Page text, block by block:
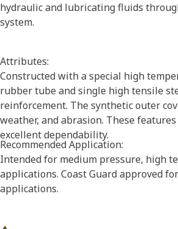
hydraulic and lubricating fluids
system.
Attributes:
Constructed with a special high
rubber tube and single high tensile
reinforcement. The synthetic outer
weather, and abrasion. These
excellent dependability.
Recommended Application:
Intended for medium pressure, high
applications. Coast Guard approved
applications.